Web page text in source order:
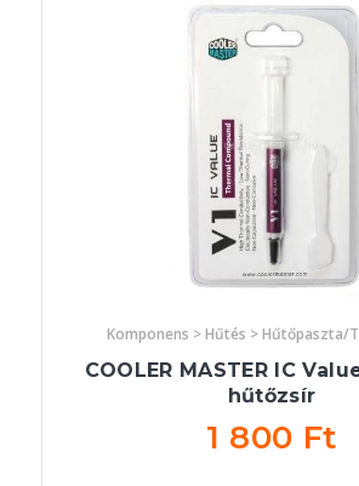
Komponens > Hűtés > Hűtőpaszta/
COOLER MASTER IC
hűtőzsír
1 800 Ft